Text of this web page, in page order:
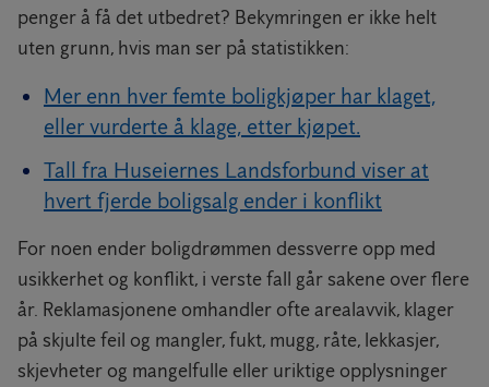
penger å få det utbedret? Bekymringen er ikke helt
uten grunn, hvis man ser på statistikken:
Mer enn hver femte boligkjøper har klaget,
eller vurderte å klage, etter kjøpet.
Tall fra Huseiernes Landsforbund viser at
hvert fjerde boligsalg ender i konflikt
For noen ender boligdrømmen dessverre opp med
usikkerhet og konflikt, i verste fall går sakene over flere
år. Reklamasjonene omhandler ofte arealavvik, klager
på skjulte feil og mangler, fukt, mugg, råte, lekkasjer,
skjevheter og mangelfulle eller uriktige opplysninger